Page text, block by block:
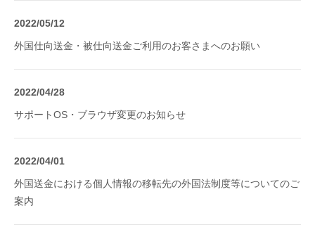
2022/05/12
外国仕向送金・被仕向送金ご利用のお客さまへのお願い
2022/04/28
サポートOS・ブラウザ変更のお知らせ
2022/04/01
外国送金における個人情報の移転先の外国法制度等についてのご
案内